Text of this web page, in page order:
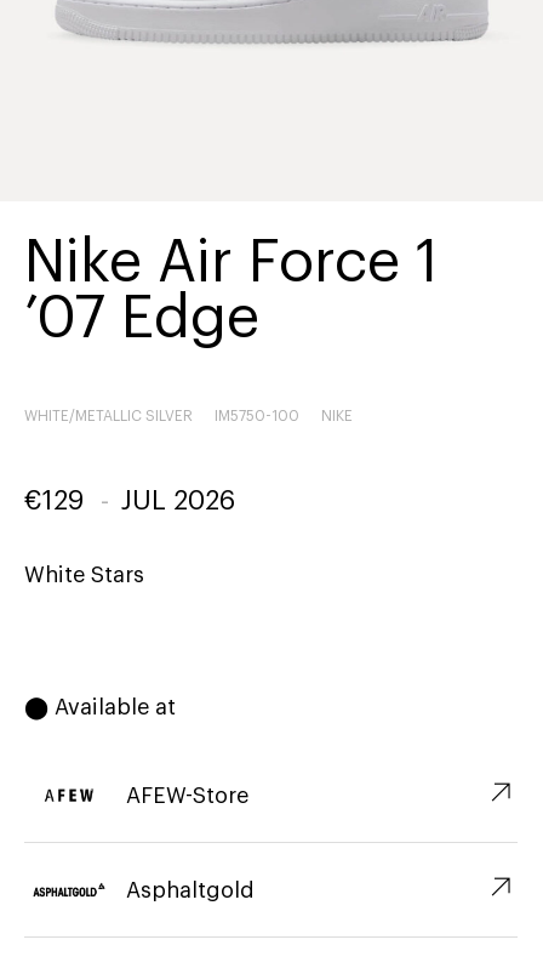
Nike Air Force 1
’07 Edge
WHITE/METALLIC SILVER IM5750-100 NIKE
€129 - JUL 2026
White Stars
⬤ Available at
AFEW-Store ↗︎
Asphaltgold ↗︎